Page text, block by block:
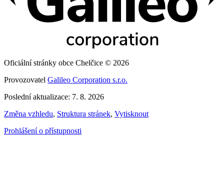
Oficiální stránky obce Chelčice © 2026
Provozovatel Galileo Corporation s.r.o.
Poslední aktualizace: 7. 8. 2026
Změna vzhledu, Struktura stránek, Vytisknout
Prohlášení o přístupnosti